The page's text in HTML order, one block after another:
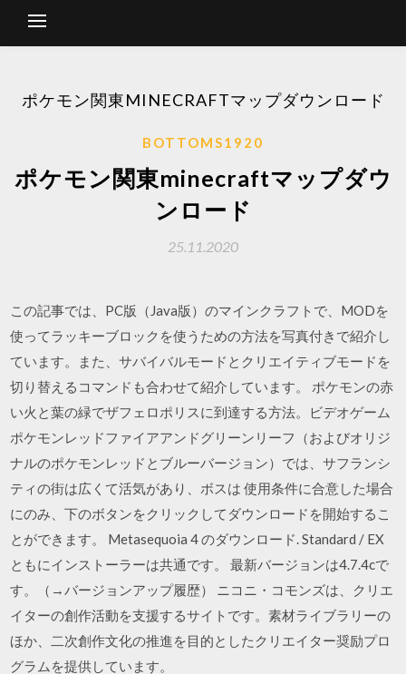
ポケモン関東MINECRAFTマップダウンロード
BOTTOMS1920
ポケモン関東minecraftマップダウ
ンロード
25.11.2020
この記事では、PC版（Java版）のマインクラフトで、MODを
使ってラッキーブロックを使うための方法を写真付きで紹介し
ています。また、サバイバルモードとクリエイティブモードを
切り替えるコマンドも合わせて紹介しています。 ポケモンの赤
い火と葉の緑でザフェロポリスに到達する方法。ビデオゲーム
ポケモンレッドファイアアンドグリーンリーフ（およびオリジ
ナルのポケモンレッドとブルーバージョン）では、サフランシ
ティの街は広くて活気があり、ボスは 使用条件に合意した場合
にのみ、下のボタンをクリックしてダウンロードを開始するこ
とができます。 Metasequoia 4 のダウンロード. Standard / EX
ともにインストーラーは共通です。 最新バージョンは4.7.4cで
す。（→バージョンアップ履歴） ニコニ・コモンズは、クリエ
イターの創作活動を支援するサイトです。素材ライブラリーの
ほか、二次創作文化の推進を目的としたクリエイター奨励プロ
グラムを提供しています。